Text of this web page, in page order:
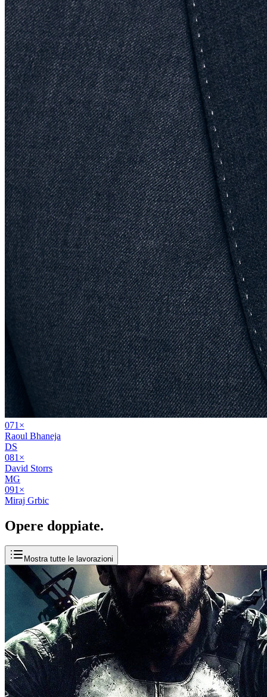
071 ×
Raoul Bhaneja
DS
081 ×
David Storrs
MG
091 ×
Miraj Grbic
Opere doppiate.
Mostra tutte le lavorazioni